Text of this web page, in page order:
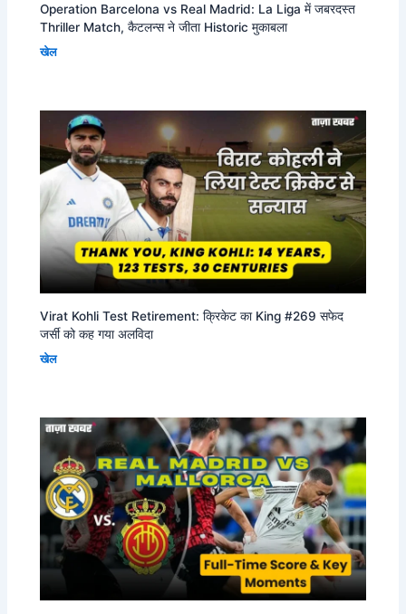
Operation Barcelona vs Real Madrid: La Liga में जबरदस्त
Thriller Match, कैटलन्स ने जीता Historic मुकाबला
खेल
Virat Kohli Test Retirement: क्रिकेट का King #269 सफेद
जर्सी को कह गया अलविदा
खेल